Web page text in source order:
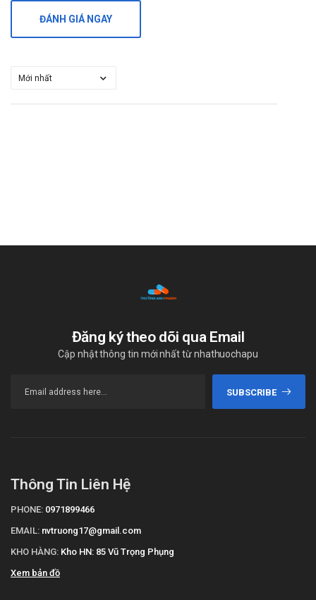
ĐÁNH GIÁ NGAY
Đăng ký theo dõi qua Email
Cập nhật thông tin mới nhất từ nhathuochapu
SUBSCRIBE
Thông Tin Liên Hệ
PHONE: 0971899466
EMAIL: nvtruong17@gmail.com
KHO HÀNG: Kho HN: 85 Vũ Trọng Phụng
Xem bản đồ